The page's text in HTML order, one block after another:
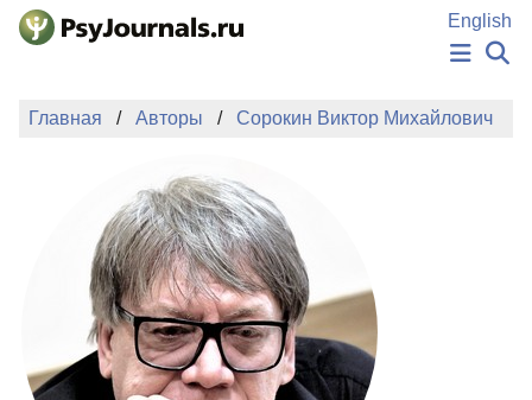
Перейти к основному содержанию
English
НОВОСТИ
ПОДАТЬ РУКОПИСЬ
БАЗА ЗНАНИЙ
КЛЮЧЕВЫЕ СЛОВА
Регистрация
Главная Авторы Сорокин Виктор Михайлович